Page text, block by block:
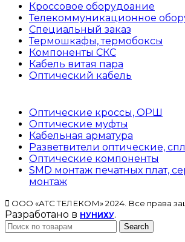
Кроссовое оборудоание
Телекоммуникационное
Специальный заказ
Термошкафы, термобоксы
Компоненты СКС
Кабель витая пара
Оптический кабель
Оптические кроссы, ОРШ
Оптические муфты
Кабельная арматура
Разветвители оптические,
Оптические компоненты
SMD монтаж печатных плат,
монтаж
ООО «АТС ТЕЛЕКОМ» 2024. Все права
Разработано в НУНИХУ.
Search